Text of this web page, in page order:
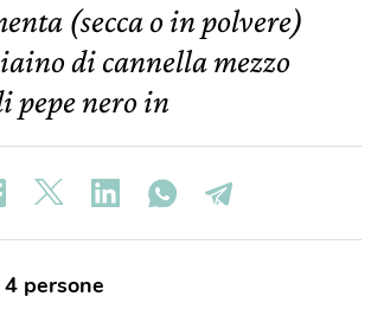
(secca o in polvere)
di cannella mezzo
pepe nero in
persone